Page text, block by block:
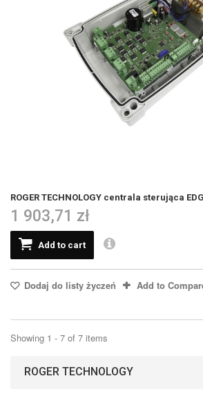
ROGER TECHNOLOGY centrala sterująca
1 903,71 zł
Add to cart
Dodaj do listy życzeń Add to
Showing 1 - 7 of 7 items
ROGER TECHNOLOGY